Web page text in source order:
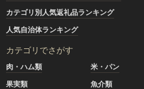
カテゴリ別人気返礼品ランキング
人気自治体ランキング
カテゴリでさがす
肉・ハム類 米・パン
果実類
魚介類